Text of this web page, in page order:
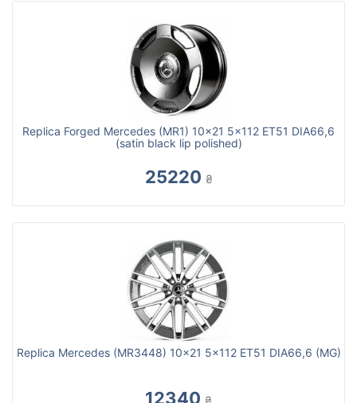
Replica Forged Mercedes (MR1) 10x21 5x112 ET51 DIA66,6
(satin black lip polished)
25220 ₴
Replica Mercedes (MR3448) 10x21 5x112 ET51 DIA66,6 (MG)
12340 ₴